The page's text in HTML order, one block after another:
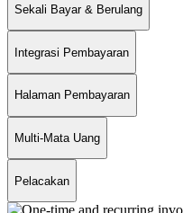
Sekali Bayar & Berulang
Integrasi Pembayaran
Halaman Pembayaran
Multi-Mata Uang
Pelacakan